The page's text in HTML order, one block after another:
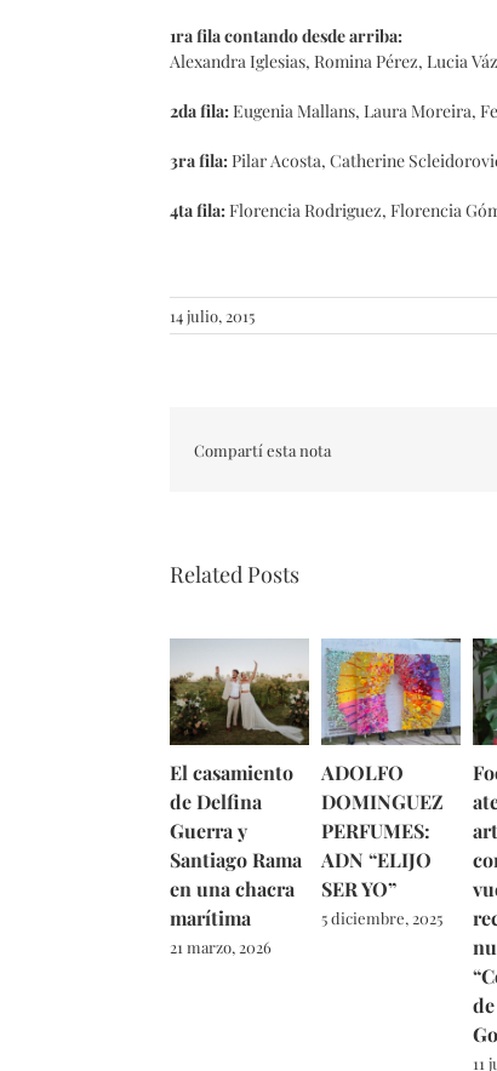
1ra fila contando desde arriba:
Alexandra Iglesias, Romina Pérez, Lucia
2da fila:Eugenia Mallans, Laura Moreira,
3ra fila:Pilar Acosta, Catherine
4ta fila:Florencia Rodriguez, Florencia
14 julio, 2015
Compartí esta nota
Related Posts
El casamiento
de Delfina
Guerra y
Santiago Rama
en una chacra
marítima
21 marzo, 2026
ADOLFO
DOMINGUEZ
PERFUMES:
ADN “ELIJO
SER YO”
5 diciembre, 2025
11